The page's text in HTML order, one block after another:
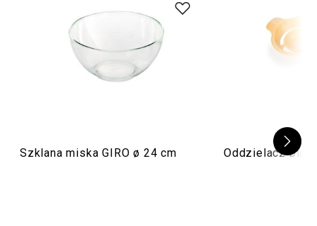
Szklana miska GIRO ø 24 cm Oddzielacz